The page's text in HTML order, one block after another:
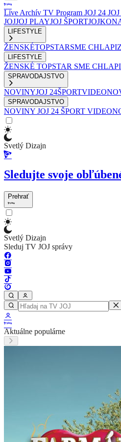
Live Archív TV Program JOJ 24
JOJJOJ PLAYJOJ ŠPORTJOJKO
LIFESTYLE
ŽENSKÉTOPSTARSME CHLAPI
LIFESTYLE
ŽENSKÉ TOPSTAR SME CHLAPI
SPRAVODAJSTVO
NOVINYJOJ 24ŠPORT
SPRAVODAJSTVO
NOVINY JOJ 24 ŠPORT
Svetlý Dizajn
Sledujte svoje
Prehrať
Svetlý Dizajn
Sleduj TV JOJ správy
Aktuálne populárne